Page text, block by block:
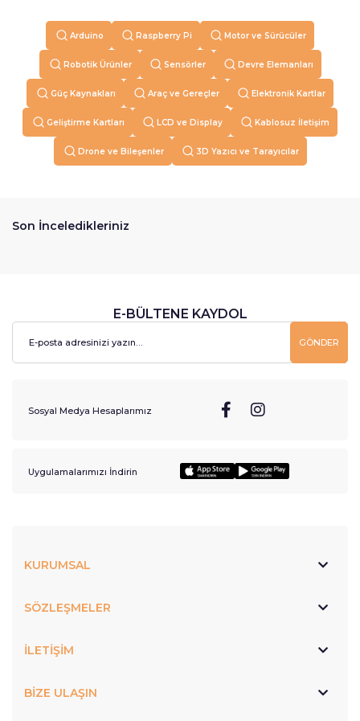
Arduino Raspberry Pi Motor ve Sürücüler
Robotik Ürünler Sensörler Devre Elemanları
Güç Kaynakları Araç ve Gereçler Elektronik Kartlar
Geliştirme Kartları LCD ve Display Kablosuz İletişim
Drone ve Bileşenler 3D Yazıcı ve Tarayıcılar
Son İnceledikleriniz
E-BÜLTENE KAYDOL
GÖNDER
Sosyal Medya Hesaplarımız
Uygulamalarımızı İndirin
KURUMSAL
SÖZLEŞMELER
İLETİŞİM
BİZE ULAŞIN